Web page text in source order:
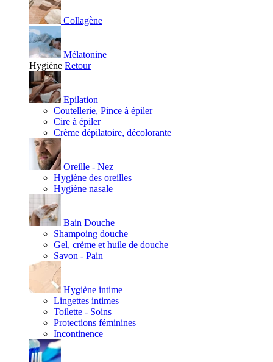
Collagène
Mélatonine
Hygiène Retour
Epilation
Coutellerie, Pince à épiler
Cire à épiler
Crème dépilatoire, décolorante
Oreille - Nez
Hygiène des oreilles
Hygiène nasale
Bain Douche
Shampoing douche
Gel, crème et huile de douche
Savon - Pain
Hygiène intime
Lingettes intimes
Toilette - Soins
Protections féminines
Incontinence